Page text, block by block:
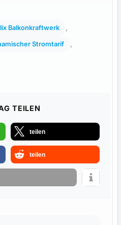
Balkonkraftwerk
Stromtarif
TEILEN
teilen
teilen